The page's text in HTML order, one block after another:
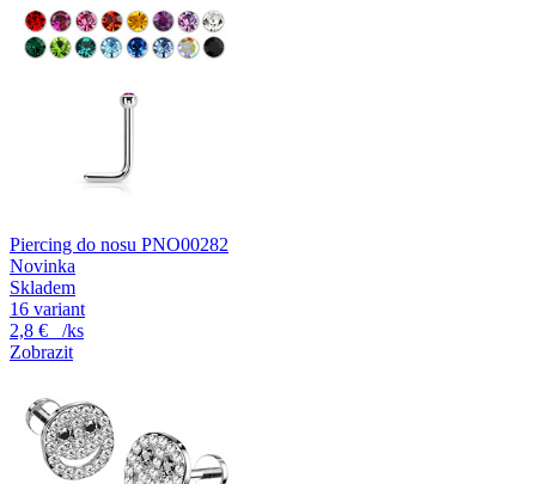
Piercing do nosu PNO00282
Novinka
Skladem
16 variant
2,8 €
/ks
Zobrazit